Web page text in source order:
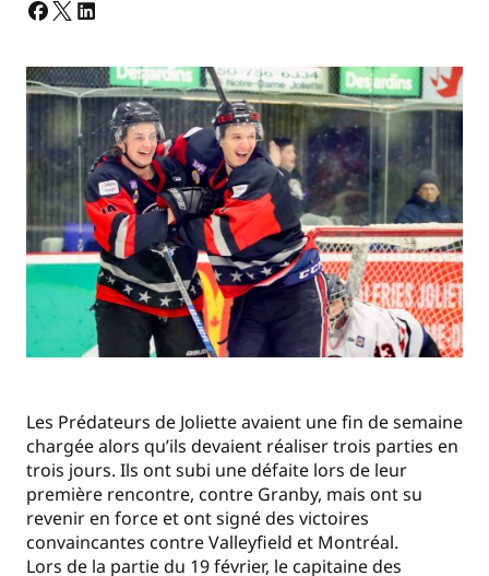
Les Prédateurs de Joliette avaient une fin de semaine
chargée alors qu’ils devaient réaliser trois parties en
trois jours. Ils ont subi une défaite lors de leur
première rencontre, contre Granby, mais ont su
revenir en force et ont signé des victoires
convaincantes contre Valleyfield et Montréal.
Lors de la partie du 19 février, le capitaine des